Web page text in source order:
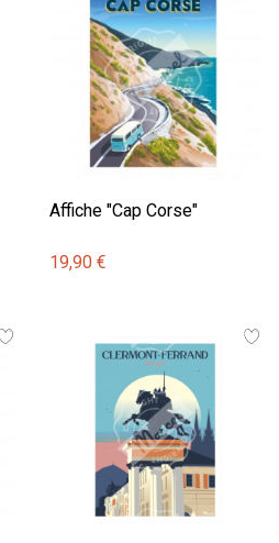
Affiche "Cap Corse"
19,90 €